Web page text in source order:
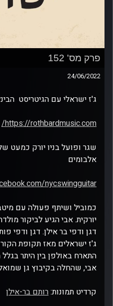
פרק מס' 152
24/06/2022
ג'ז ישראלי עם הגיטריסט
https://rothbardmusic.com/
אלבומים
nycswingguitar/
כמוביל ושיתף פעולה עם
יורקית. אבי הגיע לביקור
דגן ודפי בר אילן. דגן ודפי
ג'ז ישראלים מאז תקופת
התארח באולפן בין היתר
אבי, שהחלה בקיבוץ גן
קרדיט תמונות:רותם בר-אילן